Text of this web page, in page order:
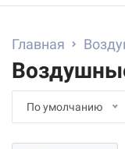
Главная
По умолчанию